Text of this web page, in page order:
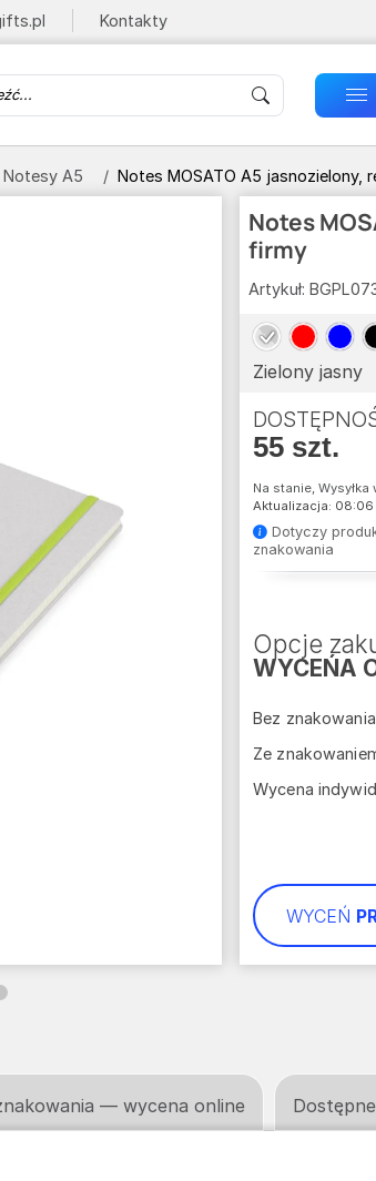
Kontakty
Notesy A5 Notes MOSATO A5 jasnozielony,
Notes
firmy
— wycena online
Artykuł:
Zielony jasny
55 szt.
Na stanie, Wysyłka
Aktualizacja:
Dotyczy
znakowania
Opcje
WYCEŃA
Bez znakowania
Ze
Wycena
WYCEŃ